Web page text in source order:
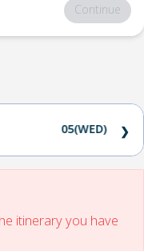
Continue
05(WED) ❯
itinerary you have